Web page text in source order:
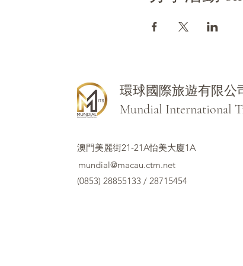
環球國際旅遊有限公
Mundial International
澳門美麗街21-21A怡美大廈1A
mundial@macau.ctm.net
(0853) 28855133 / 28715454